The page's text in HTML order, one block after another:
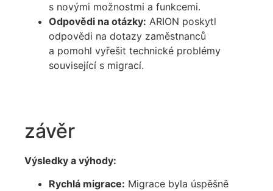
s novými možnostmi a funkcemi.
Odpovědi na otázky: ARION poskytl
odpovědi na dotazy zaměstnanců
a pomohl vyřešit technické problémy
související s migrací.
závěr
Výsledky a výhody:
Rychlá migrace: Migrace byla úspěšně